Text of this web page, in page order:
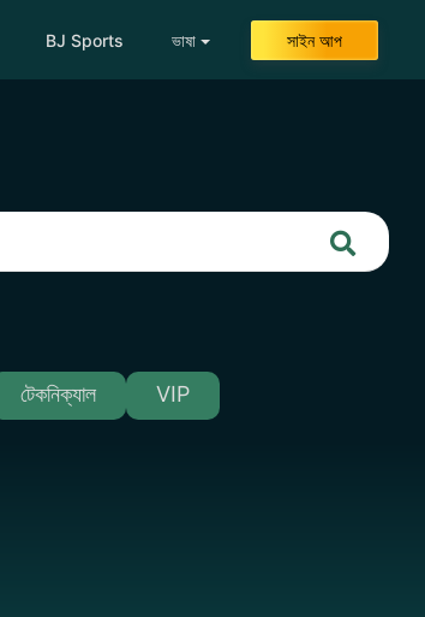
BJ Sports ভাষা সাইন আপ
টেকনিক্যাল VIP